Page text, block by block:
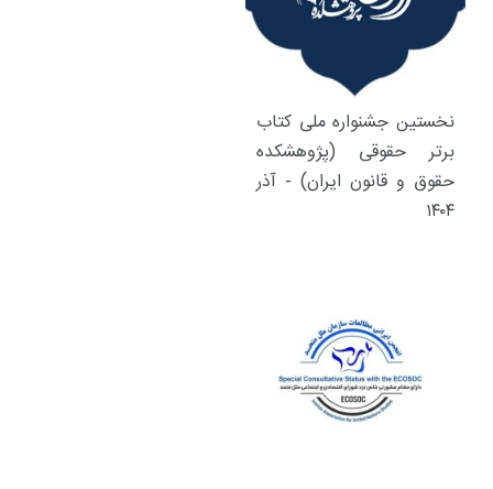
نخستین جشنواره ملی کتاب
برتر حقوقی (پژوهشکده
حقوق و قانون ایران) - آذر
۱۴۰۴